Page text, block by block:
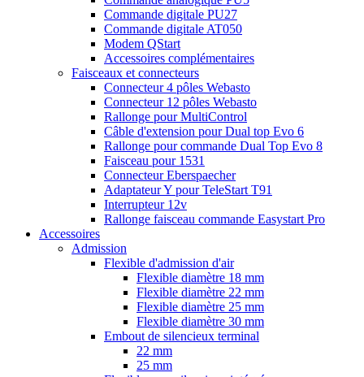
Commande digitale PU27
Commande digitale AT050
Modem QStart
Accessoires complémentaires
Faisceaux et connecteurs
Connecteur 4 pôles Webasto
Connecteur 12 pôles Webasto
Rallonge pour MultiControl
Câble d'extension pour Dual top Evo 6
Rallonge pour commande Dual Top Evo 8
Faisceau pour 1531
Connecteur Eberspaecher
Adaptateur Y pour TeleStart T91
Interrupteur 12v
Rallonge faisceau commande Easystart Pro
Accessoires
Admission
Flexible d'admission d'air
Flexible diamètre 18 mm
Flexible diamètre 22 mm
Flexible diamètre 25 mm
Flexible diamètre 30 mm
Embout de silencieux terminal
22 mm
25 mm